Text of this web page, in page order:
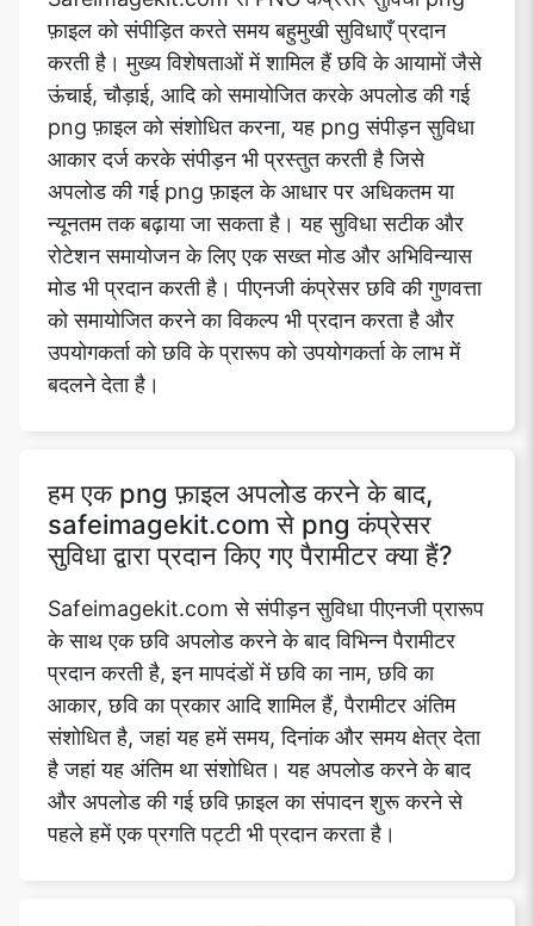
फ़ाइल को संपीड़ित करते समय बहुमुखी सुविधाएँ प्रदान
करती है। मुख्य विशेषताओं में शामिल हैं छवि के आयामों जैसे
ऊंचाई, चौड़ाई, आदि को समायोजित करके अपलोड की गई
png फ़ाइल को संशोधित करना, यह png संपीड़न सुविधा
आकार दर्ज करके संपीड़न भी प्रस्तुत करती है जिसे
अपलोड की गई png फ़ाइल के आधार पर अधिकतम या
न्यूनतम तक बढ़ाया जा सकता है। यह सुविधा सटीक और
रोटेशन समायोजन के लिए एक सख्त मोड और अभिविन्यास
मोड भी प्रदान करती है। पीएनजी कंप्रेसर छवि की गुणवत्ता
को समायोजित करने का विकल्प भी प्रदान करता है और
उपयोगकर्ता को छवि के प्रारूप को उपयोगकर्ता के लाभ में
बदलने देता है।
हम एक png फ़ाइल अपलोड करने के बाद,
safeimagekit.com से png कंप्रेसर
सुविधा द्वारा प्रदान किए गए पैरामीटर क्या हैं?
Safeimagekit.com से संपीड़न सुविधा पीएनजी प्रारूप
के साथ एक छवि अपलोड करने के बाद विभिन्न पैरामीटर
प्रदान करती है, इन मापदंडों में छवि का नाम, छवि का
आकार, छवि का प्रकार आदि शामिल हैं, पैरामीटर अंतिम
संशोधित है, जहां यह हमें समय, दिनांक और समय क्षेत्र देता
है जहां यह अंतिम था संशोधित। यह अपलोड करने के बाद
और अपलोड की गई छवि फ़ाइल का संपादन शुरू करने से
पहले हमें एक प्रगति पट्टी भी प्रदान करता है।